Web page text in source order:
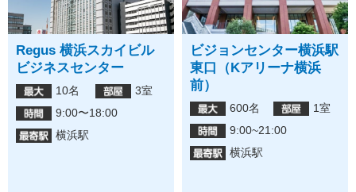
Regus 横浜スカイビル
ビジネスセンター
10名
3室
9:00〜18:00
横浜駅
ビジョンセンター横浜駅
東口（Kアリーナ横浜
前）
600名
1室
9:00~21:00
横浜駅